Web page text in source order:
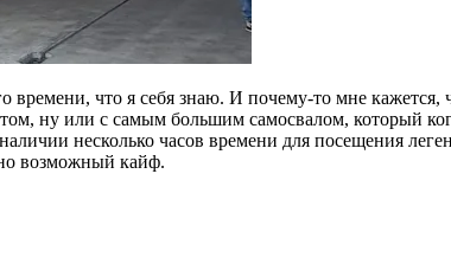
что я себя знаю. И почему-то мне
ну или с самым большим самосвалом, который
несколько часов времени для посещения
возможный кайф.